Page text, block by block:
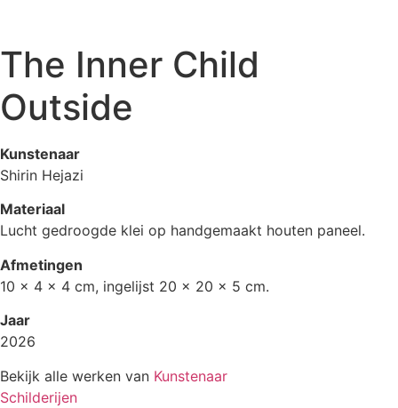
The Inner Child
Outside
Kunstenaar
Shirin Hejazi
Materiaal
Lucht gedroogde klei op handgemaakt houten paneel.
Afmetingen
10 x 4 x 4 cm, ingelijst 20 x 20 x 5 cm.
Jaar
2026
Bekijk alle werken van Kunstenaar
Schilderijen